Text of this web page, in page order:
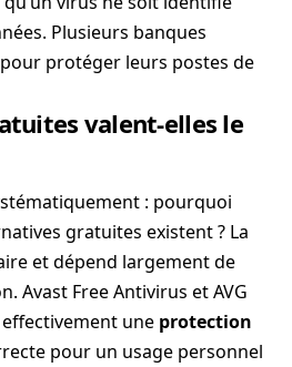
Plusieurs banques
protéger leurs postes de
valent-elles le
: pourquoi
gratuites existent ? La
et dépend largement de
Avast Free Antivirus et AVG
une protection
pour un usage personnel